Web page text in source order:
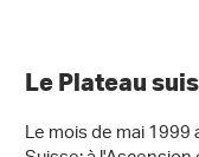
Le Plateau
Le mois de mai